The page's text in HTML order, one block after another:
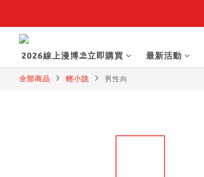
2026線上漫博⛱️立即購買
最新活動
全部商品 輕小說 男性向